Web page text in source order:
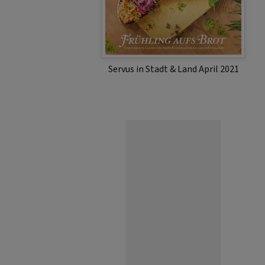
Servus in Stadt & Land April 2021